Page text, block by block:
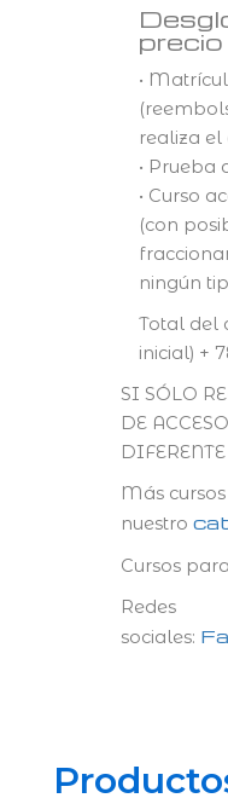
precio
•
realiza el
• Prueba
• Curso
(con
ningún
Total del
inicial) +
SI SÓLO
DE
DIFERENTE
Más
nuestro
Cursos para
Redes
sociales: